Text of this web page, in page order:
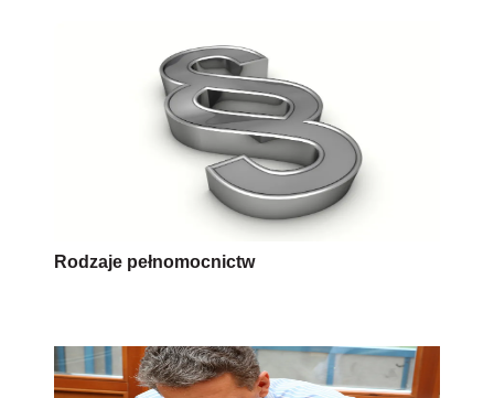
Rodzaje pełnomocnictw